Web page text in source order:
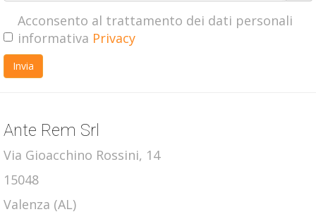
Acconsento al trattamento dei dati personali
informativa Privacy
Ante Rem Srl
Via Gioacchino Rossini, 14
15048
Valenza (AL)